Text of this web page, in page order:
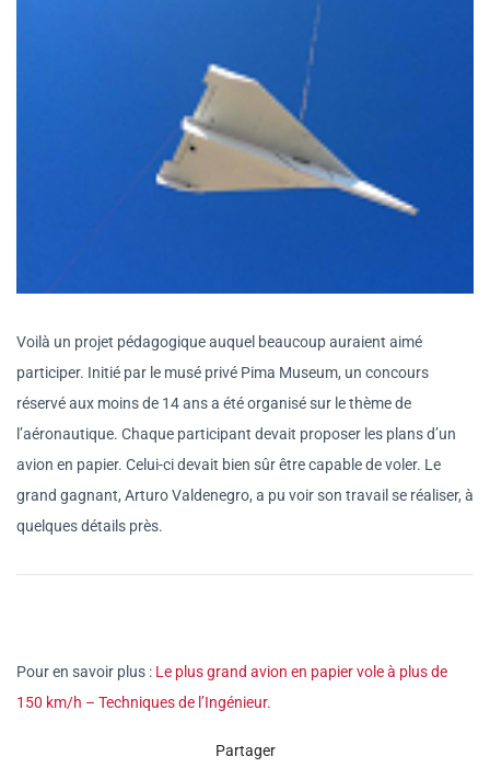
Voilà un projet pédagogique auquel beaucoup auraient aimé
participer. Initié par le musé privé Pima Museum, un concours
réservé aux moins de 14 ans a été organisé sur le thème de
l’aéronautique. Chaque participant devait proposer les plans d’un
avion en papier. Celui-ci devait bien sûr être capable de voler. Le
grand gagnant, Arturo Valdenegro, a pu voir son travail se réaliser, à
quelques détails près.
Pour en savoir plus : Le plus grand avion en papier vole à plus de
150 km/h – Techniques de l’Ingénieur.
Partager